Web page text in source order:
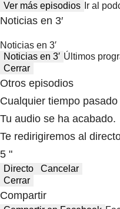
Ver más episodios Ir al
Noticias en 3′
Noticias en 3′
Noticias en 3′ Últimos
Cerrar
Otros episodios
Cualquier tiempo
Tu audio se ha acabado.
Te redirigiremos al
5 "
Directo
Cancelar
Cerrar
Compartir